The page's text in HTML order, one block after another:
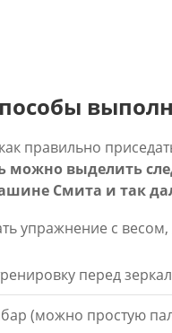
правильно
можно выделить
Смита и так
упражнение с
перед
(можно простую